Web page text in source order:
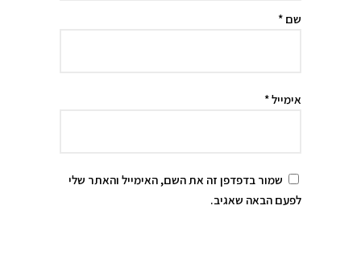
שם *
אימייל*
שמור בדפדפן זה את השם, האימייל והאתר שלי
לפעם הבאה שאגיב.